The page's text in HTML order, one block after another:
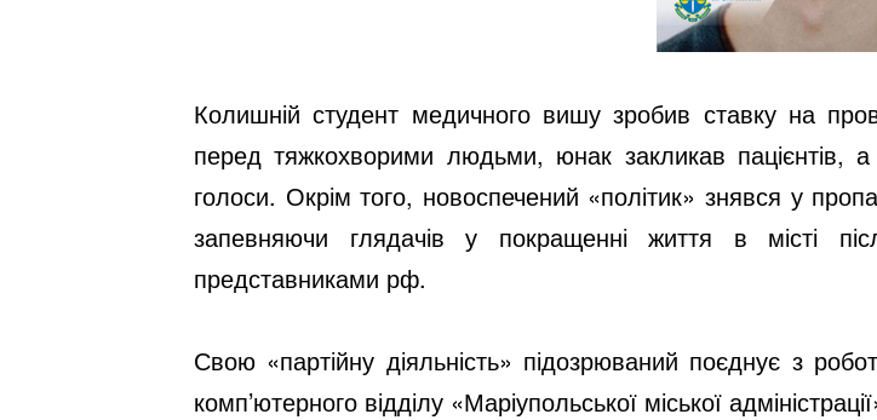
Колишній студент медичного вишу зробив ставку на
перед тяжкохворими людьми, юнак закликав пацієнтів,
голоси. Окрім того, новоспечений «політик» знявся у
запевняючи глядачів у покращенні життя в місті
представниками рф.
Свою «партійну діяльність» підозрюваний поєднує з
комп’ютерного відділу «Маріупольської міської